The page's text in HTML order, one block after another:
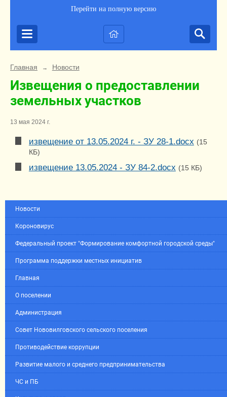
Перейти на полную версию
Главная → Новости
Извещения о предоставлении
земельных участков
13 мая 2024 г.
извещение от 13.05.2024 г. - ЗУ 28-1.docx (15
КБ)
извещение 13.05.2024 - ЗУ 84-2.docx (15 КБ)
Новости
Короновирус
Федеральный проект "Формирование комфортной городской среды"
Программа поддержки местных инициатив
Главная
О поселении
Администрация
Совет Нововилговского сельского поселения
Противодействие коррупции
Развитие малого и среднего предпринимательства
ЧС и ПБ